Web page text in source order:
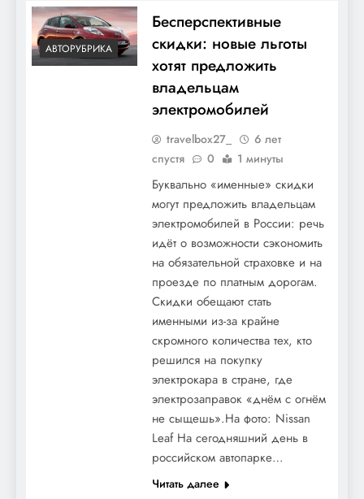
АВТОРУБРИКА
Бесперспективные
скидки: новые льготы
хотят предложить
владельцам
электромобилей
travelbox27_
6 лет
спустя
0 1 минуты
Буквально «именные» скидки
могут предложить владельцам
электромобилей в России: речь
идёт о возможности сэкономить
на обязательной страховке и на
проезде по платным дорогам.
Скидки обещают стать
именными из-за крайне
скромного количества тех, кто
решился на покупку
электрокара в стране, где
электрозаправок «днём с огнём
не сыщешь».На фото: Nissan
Leaf На сегодняшний день в
российском автопарке…
Читать далее